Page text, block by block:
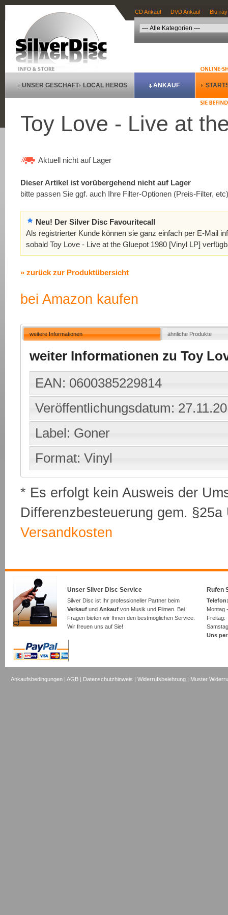
CD Ankauf DVD Ankauf Blu-
UNSER GESCHÄFT LOCAL HEROS ANKAUF
Toy Love - Live at
Aktuell nicht auf Lager
Dieser Artikel ist vorübergehend nicht auf Lager
bitte passen Sie ggf. auch Ihre Filter-Optionen (Preis-Filter,
Neu! Der Silver Disc Favouritecall
Als registrierter Kunde können sie ganz einfach per E-Mail
sobald Toy Love - Live at the Gluepot 1980 [Vinyl LP]
» zurück zur Produktübersicht
bei Amazon kaufen
weitere Informationen ähnliche Produkte
weiter Informationen zu Toy
EAN: 0600385229814
Veröffentlichungsdatum:
Label: Goner
Format: Vinyl
* Es erfolgt kein Ausweis der
Differenzbesteuerung gem.
Versandkosten
Unser Silver Disc Service
Silver Disc ist Ihr professioneller Partner beim
Verkauf und Ankauf von Musik und Filmen. Bei
Fragen bieten wir Ihnen den bestmöglichen Service.
Wir freuen uns auf Sie!
Rufen
Montag
Uns
Ankaufsbedingungen |AGB | Datenschutzhinweis |Widerrufsbelehrung | Muster